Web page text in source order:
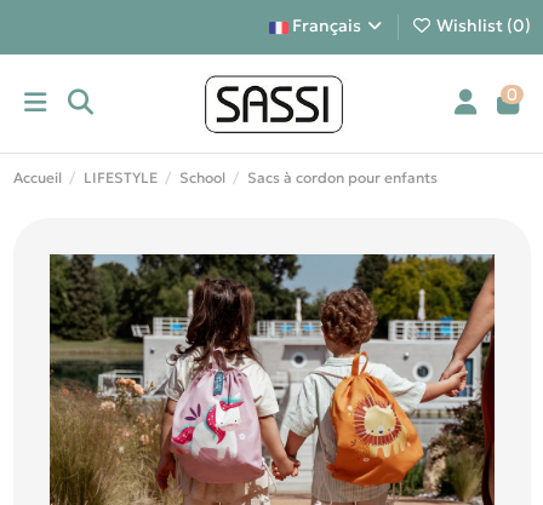
Français Wishlist (0)
0
Accueil LIFESTYLE School Sacs à cordon pour enfants